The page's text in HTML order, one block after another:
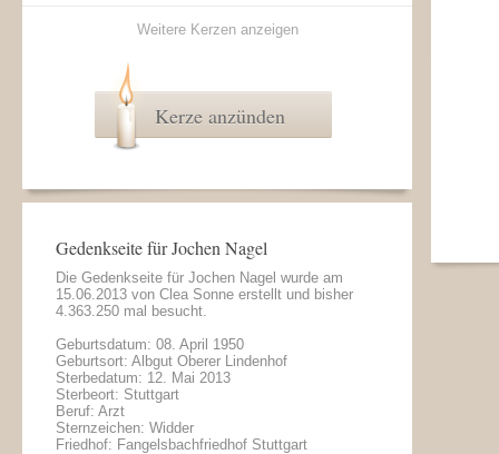
Weitere Kerzen anzeigen
Kerze anzünden
Gedenkseite für Jochen Nagel
Die Gedenkseite für Jochen Nagel wurde am
15.06.2013 von Clea Sonne erstellt und bisher
4.363.250 mal besucht.
Geburtsdatum: 08. April 1950
Geburtsort: Albgut Oberer Lindenhof
Sterbedatum: 12. Mai 2013
Sterbeort: Stuttgart
Beruf: Arzt
Sternzeichen: Widder
Friedhof: Fangelsbachfriedhof Stuttgart